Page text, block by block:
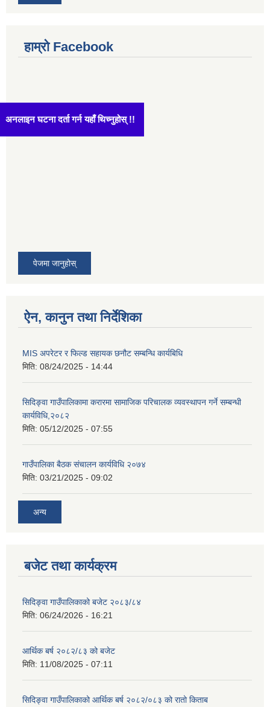
हाम्रो Facebook
पेजमा जानुहोस्
ऐन, कानुन तथा निर्देशिका
MIS अपरेटर र फिल्ड सहायक छनौट सम्बन्धि कार्यबिधि
मिति: 08/24/2025 - 14:44
सिदिङ्वा गाउँपालिकामा करारमा सामाजिक परिचालक व्यवस्थापन गर्ने सम्बन्धी
कार्यविधि,२०८२
मिति: 05/12/2025 - 07:55
गाउँपालिका बैठक संचालन कार्यविधि २०७४
मिति: 03/21/2025 - 09:02
अन्य
बजेट तथा कार्यक्रम
सिदिङ्वा गाउँपालिकाको बजेट २०८३/८४
मिति: 06/24/2026 - 16:21
आर्थिक बर्ष २०८२/८३ को बजेट
मिति: 11/08/2025 - 07:11
सिदिङ्वा गाउँपालिकाको आर्थिक बर्ष २०८२/०८३ को रातो किताब
अनलाइन घटना दर्ता गर्न यहाँ थिच्नुहोस् !!